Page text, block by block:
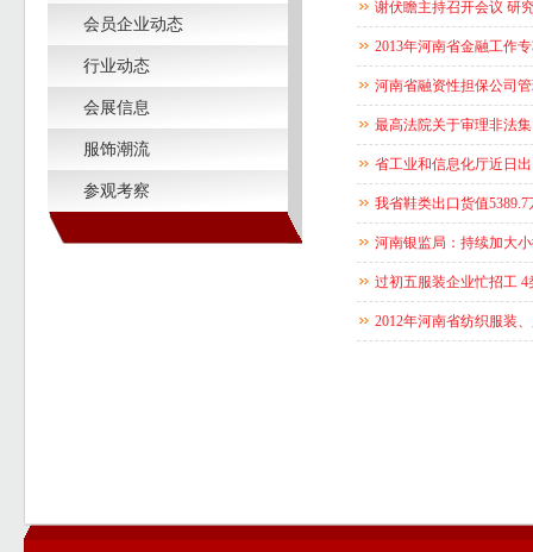
会员企业动态
行业动态
会展信息
服饰潮流
参观考察
谢伏瞻主持召开会议 研
2013年河南省金融工作
河南省融资性担保公司
最高法院关于审理非法
省工业和信息化厅近日
我省鞋类出口货值
河南银监局：持续加大
过初五服装企业忙招工
2012年河南省纺织服装